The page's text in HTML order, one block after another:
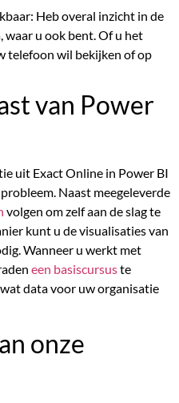
Heb overal inzicht in de
u ook bent. Of u het
telefoon wil bekijken of op
van Power
uit Exact Online in Power BI
Naast meegeleverde
volgen om zelf aan de slag te
kunt u de visualisaties van
Wanneer u werkt met
een basiscursuste
data voor uw organisatie
onze